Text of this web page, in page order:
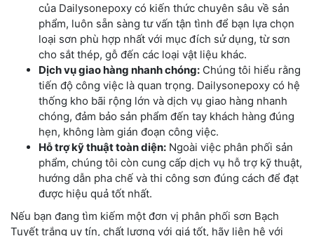
của Dailysonepoxy có kiến thức chuyên sâu về sản
phẩm, luôn sẵn sàng tư vấn tận tình để bạn lựa chọn
loại sơn phù hợp nhất với mục đích sử dụng, từ sơn
cho sắt thép, gỗ đến các loại vật liệu khác.
Dịch vụ giao hàng nhanh chóng: Chúng tôi hiểu rằng
tiến độ công việc là quan trọng. Dailysonepoxy có hệ
thống kho bãi rộng lớn và dịch vụ giao hàng nhanh
chóng, đảm bảo sản phẩm đến tay khách hàng đúng
hẹn, không làm gián đoạn công việc.
Hỗ trợ kỹ thuật toàn diện: Ngoài việc phân phối sản
phẩm, chúng tôi còn cung cấp dịch vụ hỗ trợ kỹ thuật,
hướng dẫn pha chế và thi công sơn đúng cách để đạt
được hiệu quả tốt nhất.
Nếu bạn đang tìm kiếm một đơn vị phân phối sơn Bạch
Tuyết trắng uy tín, chất lượng với giá tốt, hãy liên hệ với